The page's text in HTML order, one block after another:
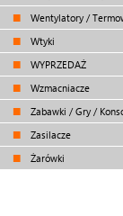
Wentylatory /
Wtyki
WYPRZEDAŻ
Wzmacniacze
Zabawki / Gry /
Zasilacze
Żarówki